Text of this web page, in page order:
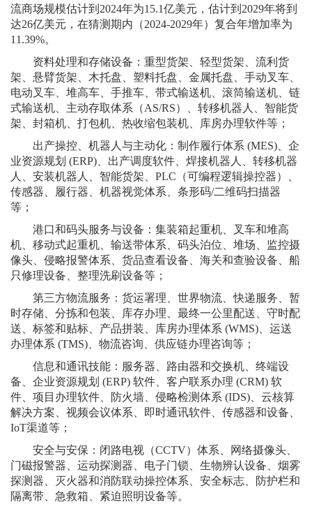
流商场规模估计到2024年为15.1亿美元，估计到2029年将到
达26亿美元，在猜测期内（2024-2029年）复合年增加率为
11.39%。
资料处理和存储设备：重型货架、轻型货架、流利货
架、悬臂货架、木托盘、塑料托盘、金属托盘、手动叉车、
电动叉车、堆高车、手推车、带式输送机、滚筒输送机、链
式输送机、主动存取体系（AS/RS）、转移机器人、智能货
架、封箱机、打包机、热收缩包装机、库房办理软件等；
出产操控、机器人与主动化：制作履行体系 (MES)、企
业资源规划 (ERP)、出产调度软件、焊接机器人、转移机器
人、安装机器人、智能货架、PLC（可编程逻辑操控器）、
传感器、履行器、机器视觉体系、条形码/二维码扫描器
等；
港口和码头服务与设备：集装箱起重机、叉车和堆高
机、移动式起重机、输送带体系、码头泊位、堆场、监控摄
像头、侵略报警体系、货品查看设备、海关和查验设备、船
只修理设备、整理洗刷设备等；
第三方物流服务：货运署理、世界物流、快递服务、暂
时存储、分拣和包装、库存办理、最终一公里配送、守时配
送、标签和贴标、产品拼装、库房办理体系 (WMS)、运送
办理体系 (TMS)、物流咨询、供应链办理咨询等；
信息和通讯技能：服务器、路由器和交换机、终端设
备、企业资源规划 (ERP) 软件、客户联系办理 (CRM) 软
件、项目办理软件、防火墙、侵略检测体系 (IDS)、云核算
解决方案、视频会议体系、即时通讯软件、传感器和设备、
IoT渠道等；
安全与安保：闭路电视（CCTV）体系、网络摄像头、
门磁报警器、运动探测器、电子门锁、生物辨认设备、烟雾
探测器、灭火器和消防联动操控体系、安全标志、防护栏和
隔离带、急救箱、紧迫照明设备等。